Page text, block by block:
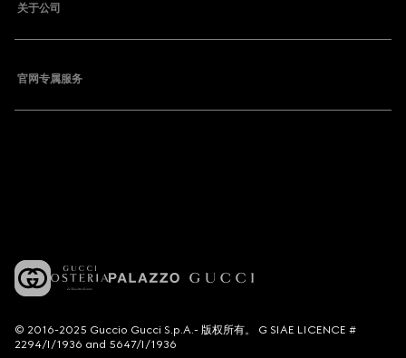
关于公司
官网专属服务
© 2016-2025 Guccio Gucci S.p.A.- 版权所有。 G SIAE LICENCE #
2294/I/1936 and 5647/I/1936